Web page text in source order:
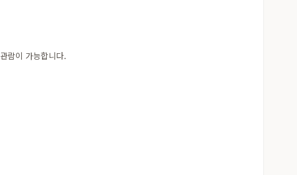
람이 가능합니다.